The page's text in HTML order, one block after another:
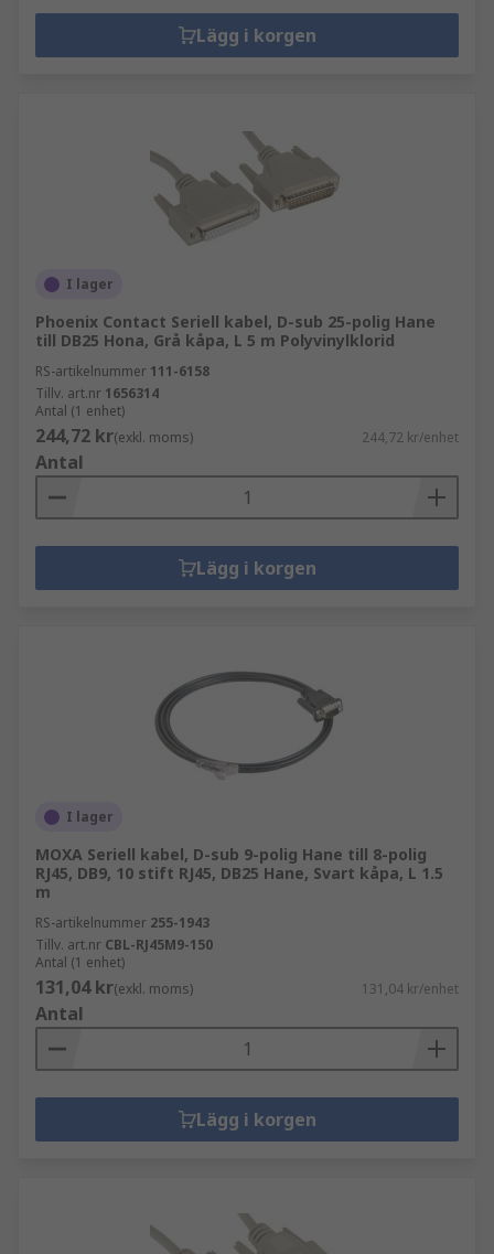
Lägg i korgen
I lager
Phoenix Contact Seriell kabel, D-sub 25-polig Hane
till DB25 Hona, Grå kåpa, L 5 m Polyvinylklorid
RS-artikelnummer 111-6158
Tillv. art.nr 1656314
Antal (1 enhet)
244,72 kr(exkl. moms) 244,72 kr/enhet
Antal
Lägg i korgen
I lager
MOXA Seriell kabel, D-sub 9-polig Hane till 8-polig
RJ45, DB9, 10 stift RJ45, DB25 Hane, Svart kåpa, L 1.5
m
RS-artikelnummer 255-1943
Tillv. art.nr CBL-RJ45M9-150
Antal (1 enhet)
131,04 kr(exkl. moms) 131,04 kr/enhet
Antal
Lägg i korgen